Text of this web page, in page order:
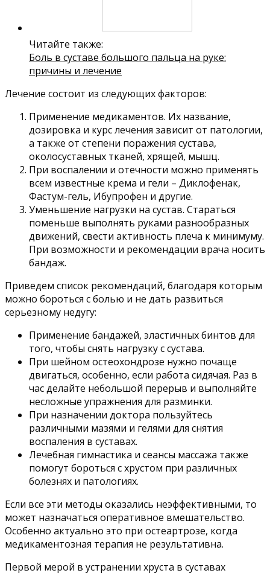
Читайте также:
Боль в суставе большого пальца на руке:
причины и лечение
Лечение состоит из следующих факторов:
Применение медикаментов. Их название,
дозировка и курс лечения зависит от патологии,
а также от степени поражения сустава,
околосуставных тканей, хрящей, мышц.
При воспалении и отечности можно применять
всем известные крема и гели – Диклофенак,
Фастум-гель, Ибупрофен и другие.
Уменьшение нагрузки на сустав. Стараться
поменьше выполнять руками разнообразных
движений, свести активность плеча к минимуму.
При возможности и рекомендации врача носить
бандаж.
Приведем список рекомендаций, благодаря которым
можно бороться с болью и не дать развиться
серьезному недугу:
Применение бандажей, эластичных бинтов для
того, чтобы снять нагрузку с сустава.
При шейном остеохондрозе нужно почаще
двигаться, особенно, если работа сидячая. Раз в
час делайте небольшой перерыв и выполняйте
несложные упражнения для разминки.
При назначении доктора пользуйтесь
различными мазями и гелями для снятия
воспаления в суставах.
Лечебная гимнастика и сеансы массажа также
помогут бороться с хрустом при различных
болезнях и патологиях.
Если все эти методы оказались неэффективными, то
может назначаться оперативное вмешательство.
Особенно актуально это при остеартрозе, когда
медикаментозная терапия не результативна.
Первой мерой в устранении хруста в суставах